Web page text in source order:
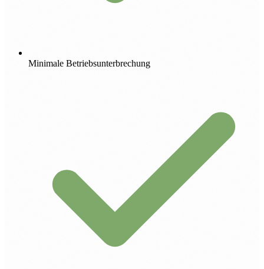
Minimale Betriebsunterbrechung